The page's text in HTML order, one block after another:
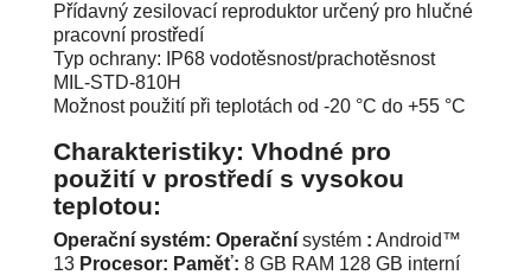
Přídavný zesilovací reproduktor určený pro hlučné
pracovní prostředí
Typ ochrany: IP68 vodotěsnost/prachotěsnost
MIL-STD-810H
Možnost použití při teplotách od -20 °C do +55 °C
Charakteristiky: Vhodné pro
použití v prostředí s vysokou
teplotou:
Operační systém: Operační
:
Procesor: Paměť: